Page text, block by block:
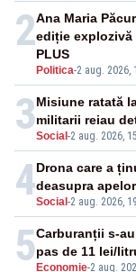
2
Politica-2 aug. 2026,
Ana Maria
ediție explozivă
PLUS
3Social -2 aug. 2026,
Misiune ratată
militarii reiau
4Social -2 aug. 2026,
Drona care a
deasupra
5 Economie-2 aug.
Carburanții s-
pas de 11 lei/